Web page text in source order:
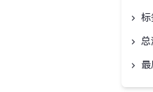
标
总
最